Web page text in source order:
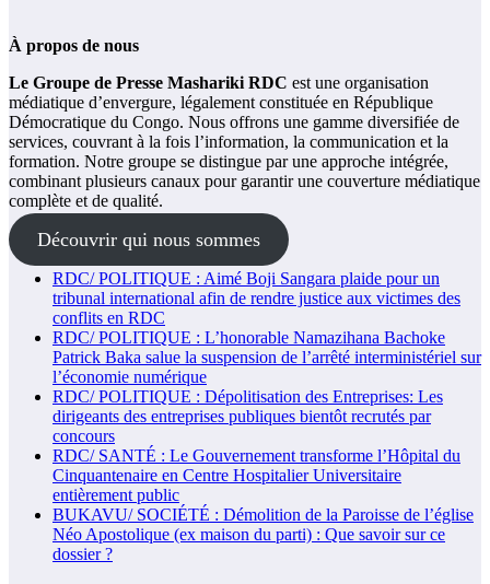
À propos de nous
Le Groupe de Presse Mashariki RDC est une organisation
médiatique d’envergure, légalement constituée en République
Démocratique du Congo. Nous offrons une gamme diversifiée de
services, couvrant à la fois l’information, la communication et la
formation. Notre groupe se distingue par une approche intégrée,
combinant plusieurs canaux pour garantir une couverture médiatique
complète et de qualité.
Découvrir qui nous sommes
RDC/ POLITIQUE : Aimé Boji Sangara plaide pour un
tribunal international afin de rendre justice aux victimes des
conflits en RDC
RDC/ POLITIQUE : L’honorable Namazihana Bachoke
Patrick Baka salue la suspension de l’arrêté interministériel sur
l’économie numérique
RDC/ POLITIQUE : Dépolitisation des Entreprises: Les
dirigeants des entreprises publiques bientôt recrutés par
concours
RDC/ SANTÉ : Le Gouvernement transforme l’Hôpital du
Cinquantenaire en Centre Hospitalier Universitaire
entièrement public
BUKAVU/ SOCIÉTÉ : Démolition de la Paroisse de l’église
Néo Apostolique (ex maison du parti) : Que savoir sur ce
dossier ?